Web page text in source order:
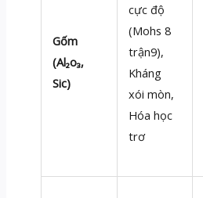
Gốm
(Al₂o₃,
Sic)
cực độ
(Mohs 8
trận9),
Kháng
xói mòn,
Hóa học
trơ